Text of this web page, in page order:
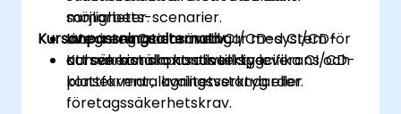
möjligheter.
Integrera Cursor med CI/CD-system för
att säkerställa kontinuerlig leverans och
konsekventa kvalitetsstandarder.
samarbets-scenarier.
Live-integrationsövningar med CI/CD-
och versionskontrollverktyg.
Kursanpassningsalternativ
Kursen kan anpassas till specifika CI/CD-
plattformar, lagringsverktyg eller
företagssäkerhetskrav.